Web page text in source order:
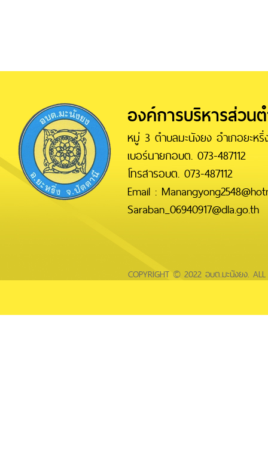
องค์การบริหารส่วน
หมู่ 3 ตำบลมะนังยง อำเภอยะห
เบอร์นายกอบต. 073-487112
โทรสารอบต. 073-487112
Email :
Saraban_06940917@dla.go.th
COPYRIGHT © 2022 อบต.มะนังยง. ALL